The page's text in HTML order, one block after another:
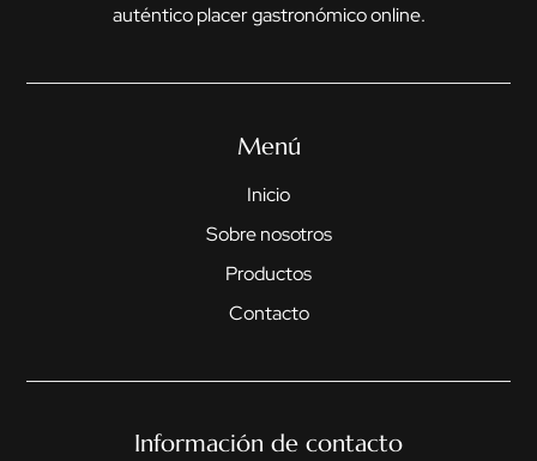
auténtico placer gastronómico online.
Menú
Inicio
Sobre nosotros
Productos
Contacto
Información de contacto